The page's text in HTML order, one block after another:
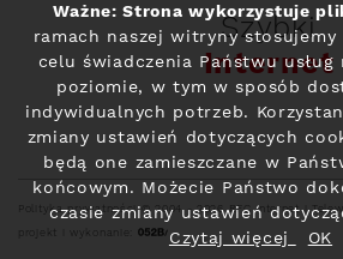
Szybki
Internet
Polityka prywatności© 2004 - 2026 RFC Internet i
projekt i wykonanie:
Ważne: Strona wykorzystuje
ramach naszej witryny
celu świadczenia Państwu usług
poziomie, w tym w sposób
indywidualnych potrzeb.
zmiany ustawień dotyczących
będą one zamieszczane w
końcowym. Możecie Państwo
czasie zmiany ustawień
Czytaj więcej
OK